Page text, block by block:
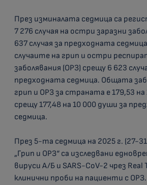
През изминалата седмица са
7 276 случая на остри заразни
637 случая за предходната
случаите на грип и остри
заболявания (ОРЗ) срещу 6 623
предходната седмица. Общата
грип и ОРЗ за страната е 179,53
срещу 177,48 на 10 000 души за
седмица.
През 5-та седмица на 2025 г. (27-
„Грип и ОРЗ“ са изследвани
вируси А/Б и SARS-CoV-2 чрез Real
клинични проби на пациенти с